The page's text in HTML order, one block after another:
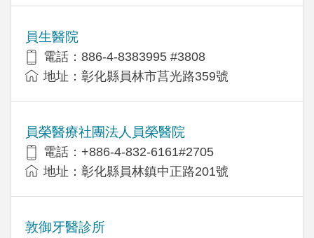
員生醫院
電話：886-4-8383995 #3808
地址：彰化縣員林市莒光路359號
員榮醫療社團法人員榮醫院
電話：+886-4-832-6161#2705
地址：彰化縣員林鎮中正路201號
敦御牙醫診所